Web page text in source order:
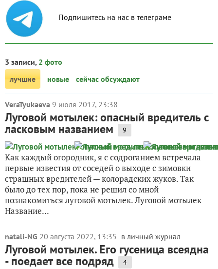
Подпишитесь на нас в телеграме
3 записи, 2 фото
лучшие
новые сейчас обсуждают
VeraTyukaeva 9 июля 2017, 23:38
Луговой мотылек: опасный вредитель с
ласковым названием 9
Как каждый огородник, я с содроганием встречала
первые известия от соседей о выходе с зимовки
страшных вредителей — колорадских жуков. Так
было до тех пор, пока не решил со мной
познакомиться луговой мотылек. Луговой мотылек
Название...
natali-NG 20 августа 2022, 13:35 в личный журнал
Луговой мотылек. Его гусеница всеядна
- поедает все подряд 4